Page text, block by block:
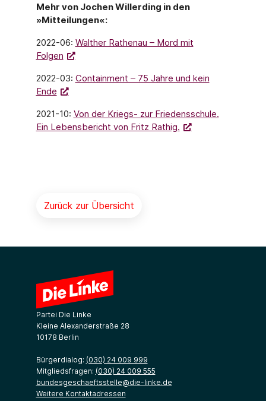
Mehr von Jochen Willerding in den
»Mitteilungen«:
2022-06: Walther Rathenau – Mord mit
Folgen
2022-03: Containment – 75 Jahre und kein
Ende
2021-10: Von der Kriegs- zur Friedensschule.
Ein Lebensbericht von Fritz Rathig.
Zurück zur Übersicht
Partei Die Linke
Kleine Alexanderstraße 28
10178 Berlin
Bürgerdialog: (030) 24 009 999
Mitgliedsfragen: (030) 24 009 555
bundesgeschaeftsstelle@die-linke.de
Weitere Kontaktadressen